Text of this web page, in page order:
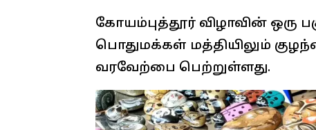
கோயம்புத்தூர் விழாவின் ஒரு
பொதுமக்கள் மத்தியிலும்
வரவேற்பை பெற்றுள்ளது.